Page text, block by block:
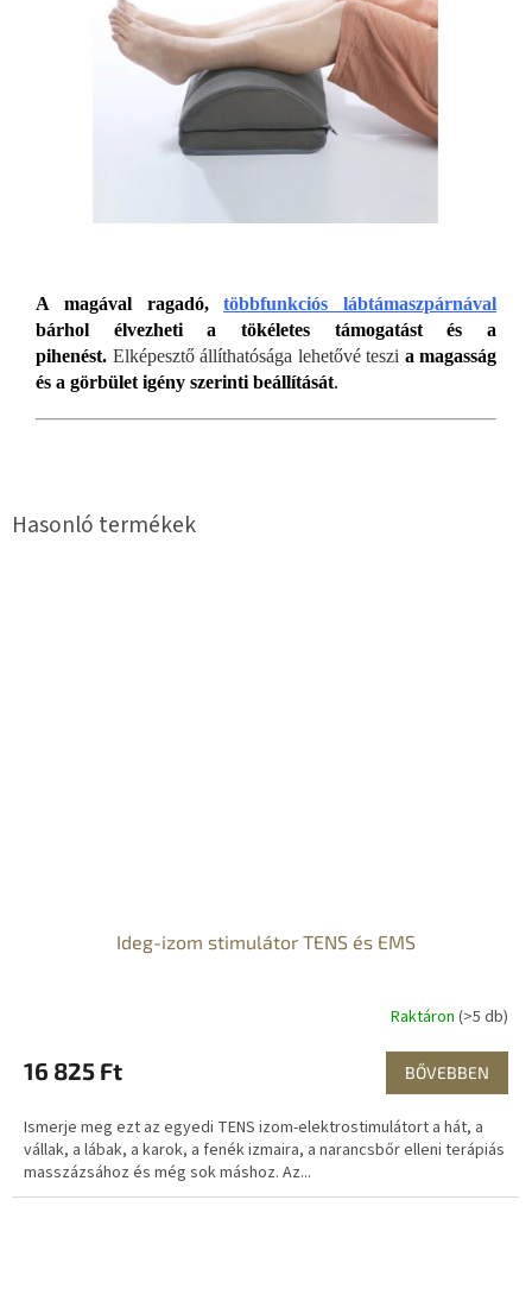
A magával ragadó,többfunkciós lábtámaszpárnával
bárhol élvezheti a tökéletes támogatást és a
pihenést. Elképesztő állíthatósága lehetővé teszi a magasság
és a görbület igény szerinti beállítását.
Ideg-izom stimulátor TENS és EMS
Raktáron (>5 db)
16 825 Ft BŐVEBBEN
Ismerje meg ezt az egyedi TENS izom-elektrostimulátort a hát, a
vállak, a lábak, a karok, a fenék izmaira, a narancsbőr elleni terápiás
masszázsához és még sok máshoz. Az...